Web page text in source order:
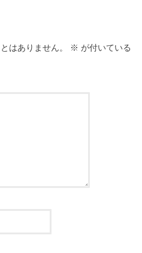
はありません。 ※ が付いている